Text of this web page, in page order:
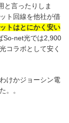
と言ったりしま
ト回線を他社が借
トはとにかく安い
So-net光では2,900
コラボとして安く
けかジョーシン電
。。